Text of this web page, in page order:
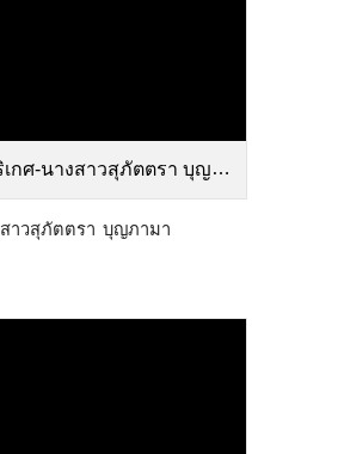
างสาวสุภัตตรา บุญภามา รายงานนวัตกรรม.pdf
าวสุภัตตรา บุญภามา